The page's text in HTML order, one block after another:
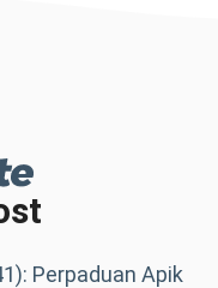
Perpaduan Apik